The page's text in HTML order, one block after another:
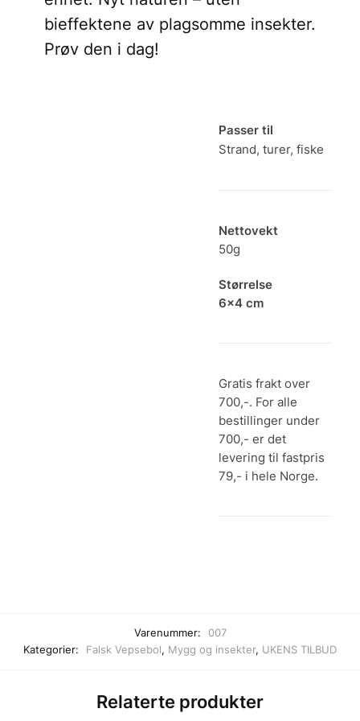
bieffektene av plagsomme insekter.
Prøv den i dag!
Passer til
Strand, turer, fiske
Nettovekt
50g
Størrelse
6×4 cm
Gratis frakt over
700,-. For alle
bestillinger under
700,- er det
levering til fastpris
79,- i hele Norge.
Varenummer:
007
Kategorier:
Falsk Vepsebol, Mygg og insekter, UKENS TILBUD
Relaterte produkter